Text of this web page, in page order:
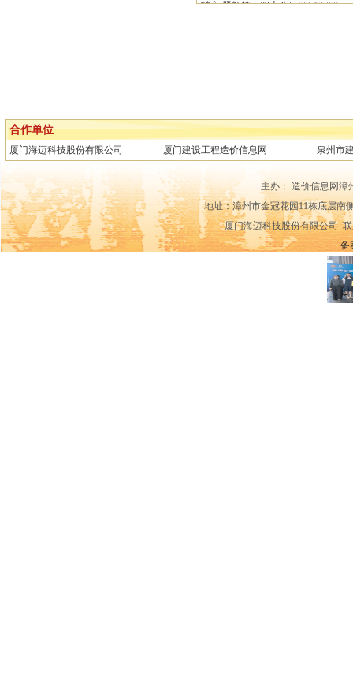
转 问题解答（四十八）(20-12-03)
合作单位
厦门海迈科技股份有限公司 厦门建设工程造价信息网 泉州市
主办： 造价信息网
地址：漳州市金冠花园11栋底层南
厦门海迈科技股份有限公司 联
备